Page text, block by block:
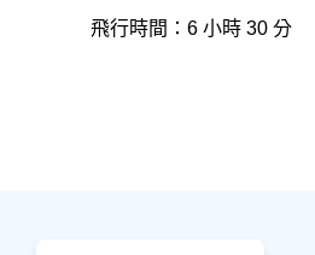
飛行時間：6 小時 30 分